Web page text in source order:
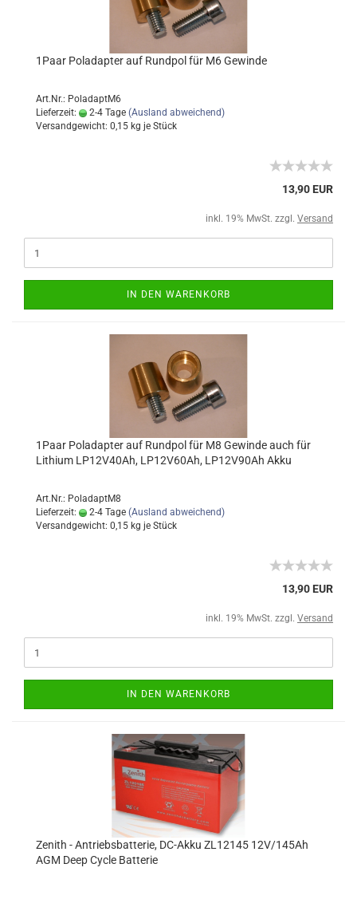
1Paar Poladapter auf Rundpol für M6 Gewinde
Art.Nr.: PoladaptM6
Lieferzeit:
2-4 Tage (Ausland abweichend)
Versandgewicht: 0,15 kg je Stück
13,90 EUR
inkl. 19% MwSt. zzgl. Versand
IN DEN WARENKORB
1Paar Poladapter auf Rundpol für M8 Gewinde auch für
Lithium LP12V40Ah, LP12V60Ah, LP12V90Ah Akku
Art.Nr.: PoladaptM8
Lieferzeit:
2-4 Tage (Ausland abweichend)
Versandgewicht: 0,15 kg je Stück
13,90 EUR
inkl. 19% MwSt. zzgl. Versand
IN DEN WARENKORB
Zenith - Antriebsbatterie, DC-Akku ZL12145 12V/145Ah
AGM Deep Cycle Batterie